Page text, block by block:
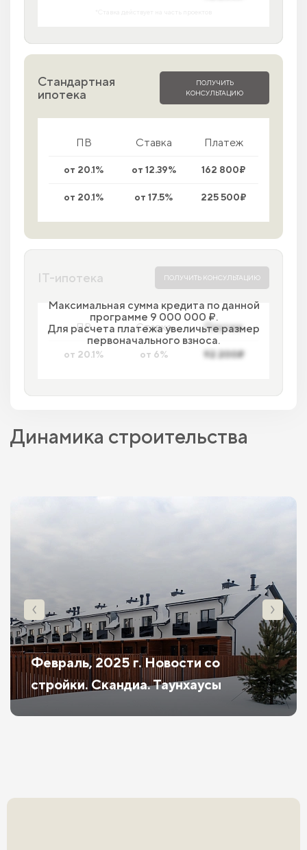
Стандартная
ипотека
ПОЛУЧИТЬ
КОНСУЛЬТАЦИЮ
ПВ Ставка Платеж
от 20.1% от 12.39% 162 800₽
от 20.1% от 17.5% 225 500₽
Максимальная сумма кредита по данной
программе 9 000 000 ₽.
Для расчета платежа увеличьте размер
первоначального взноса.
IT-ипотека ПОЛУЧИТЬ КОНСУЛЬТАЦИЮ
ПВ Ставка Платеж
от 20.1% от 6% 92 200₽
Динамика строительства
Февраль, 2025 г. Новости со
стройки. Скандиа. Таунхаусы